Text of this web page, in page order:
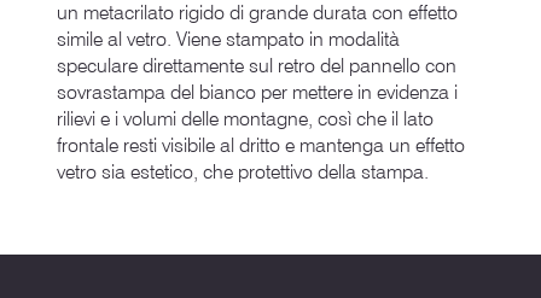
un metacrilato rigido di grande durata con effetto
simile al vetro. Viene stampato in modalità
speculare direttamente sul retro del pannello con
sovrastampa del bianco per mettere in evidenza i
rilievi e i volumi delle montagne, così che il lato
frontale resti visibile al dritto e mantenga un effetto
vetro sia estetico, che protettivo della stampa.